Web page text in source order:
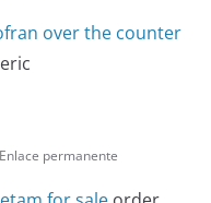
over the counter
Enlace permanente